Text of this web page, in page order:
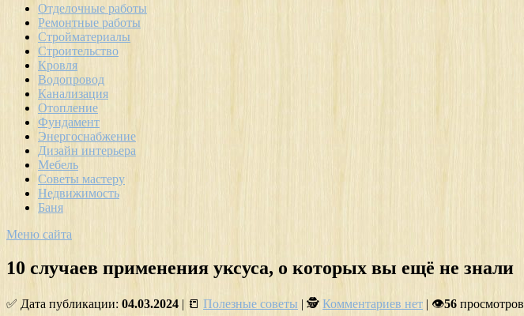
Отделочные работы
Ремонтные работы
Стройматериалы
Строительство
Кровля
Водопровод
Канализация
Отопление
Фундамент
Энергоснабжение
Дизайн интерьера
Мебель
Советы мастеру
Недвижимость
Баня
Меню сайта
10 случаев применения уксуса, о которых вы ещё не знали
✅ Дата публикации: 04.03.2024 | 📒 Полезные советы | 🕵 Комментариев нет | 👁56 просмотров